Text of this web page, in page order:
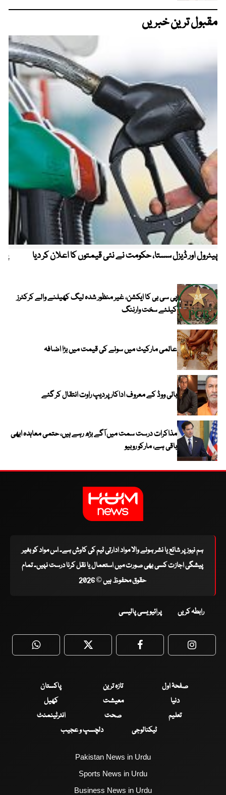
مقبول ترین خبریں
پیٹرول اور ڈیزل سستا، حکومت نے نئی قیمتوں کا اعلان کر دیا
پی سی بی کا ایکشن، غیر منظور شدہ لیگ کھیلنے والے کرکٹرز
کیلئے سخت وارننگ
عالمی مارکیٹ میں سونے کی قیمت میں بڑا اضافہ
بالی ووڈ کے معروف اداکار پردیپ راوت انتقال کر گئے
مذاکرات درست سمت میں آگے بڑھ رہے ہیں، حتمی معاہدہ ابھی
باقی ہے، مارکو روبیو
ہم نیوز پر شائع یا نشر ہونے والا مواد ادارتی ٹیم کی کاوش ہے۔ اس مواد کو بغیر
پیشگی اجازت کسی بھی صورت میں استعمال یا نقل کرنا درست نہیں۔ تمام
حقوق محفوظ ہیں © 2026
رابطہ کریں پرائیویسی پالیسی
WhatsApp Twitter Facebook
صفحۂ اول تازہ ترین
پاکستان
دنیا
معیشت
کھیل
تعلیم
صحت
انٹرٹینمنٹ
ٹیکنالوجی
دلچسپ و عجیب
Pakistan News in Urdu
Sports News in Urdu
Business News in Urdu